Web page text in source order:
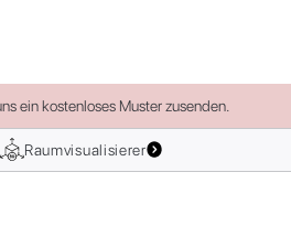
ein kostenloses Muster zusenden.
Raumvisualisierer